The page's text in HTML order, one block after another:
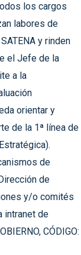
los cargos
labores de
y rinden
el Jefe de la
a la
orientar y
de la 1ª línea de
de
de
y/o comités
intranet de
CÓDIGO: